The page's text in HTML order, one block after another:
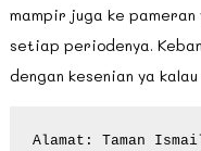
mampir juga ke
setiap periodenya.
dengan kesenian ya
Alamat: Taman